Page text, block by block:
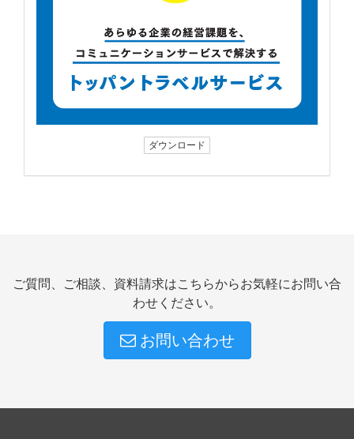
ダウンロード
ご質問、ご相談、資料請求はこちらからお気軽にお問い合
わせください。
お問い合わせ